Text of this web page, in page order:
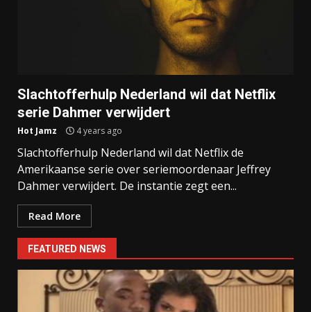
Slachtofferhulp Nederland wil dat Netflix
serie Dahmer verwijdert
Hot Jamz 4 years ago
Slachtofferhulp Nederland wil dat Netflix de
Amerikaanse serie over seriemoordenaar Jeffrey
Dahmer verwijdert. De instantie zegt een...
Read More
FEATURED NEWS